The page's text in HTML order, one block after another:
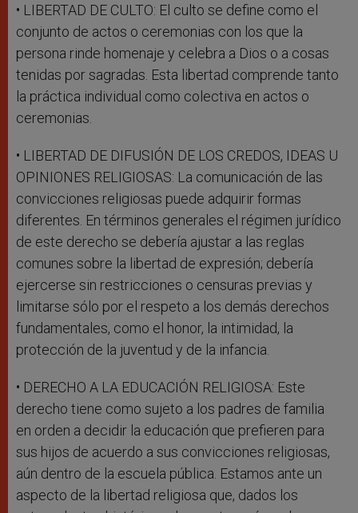
• LIBERTAD DE CULTO: El culto se define como el
conjunto de actos o ceremonias con los que la
persona rinde homenaje y celebra a Dios o a cosas
tenidas por sagradas. Esta libertad comprende tanto
la práctica individual como colectiva en actos o
ceremonias.
• LIBERTAD DE DIFUSIÓN DE LOS CREDOS, IDEAS U
OPINIONES RELIGIOSAS: La comunicación de las
convicciones religiosas puede adquirir formas
diferentes. En términos generales el régimen jurídico
de este derecho se debería ajustar a las reglas
comunes sobre la libertad de expresión; debería
ejercerse sin restricciones o censuras previas y
limitarse sólo por el respeto a los demás derechos
fundamentales, como el honor, la intimidad, la
protección de la juventud y de la infancia.
• DERECHO A LA EDUCACIÓN RELIGIOSA: Este
derecho tiene como sujeto a los padres de familia
en orden a decidir la educación que prefieren para
sus hijos de acuerdo a sus convicciones religiosas,
aún dentro de la escuela pública. Estamos ante un
aspecto de la libertad religiosa que, dados los